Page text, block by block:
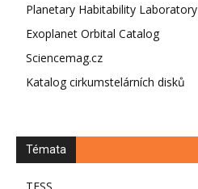
Planetary Habitability Laboratory
Exoplanet Orbital Catalog
Sciencemag.cz
Katalog cirkumstelárních disků
Témata
TESS